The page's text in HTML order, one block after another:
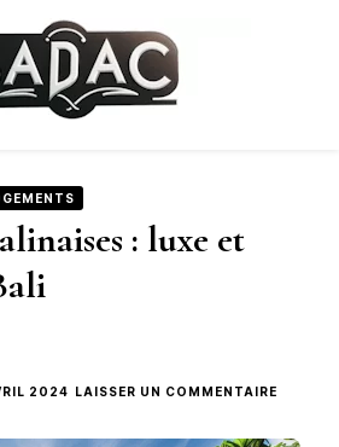
: luxe et
2024 LAISSER UN COMMENTAIRE